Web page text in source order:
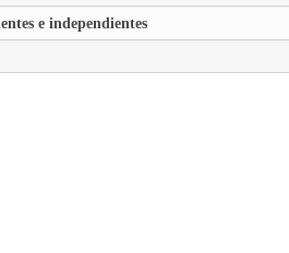
e independientes